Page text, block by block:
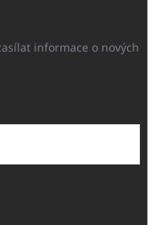
informace o nových